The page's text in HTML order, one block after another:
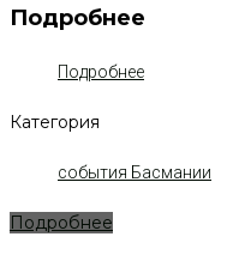
Подробнее
Подробнее
Категория
события Басмании
Подробнее